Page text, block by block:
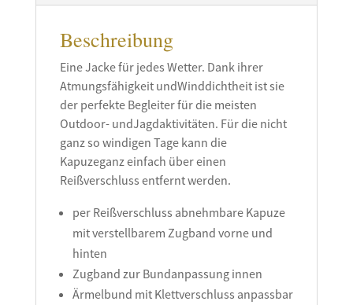
Beschreibung
Eine Jacke für jedes Wetter. Dank ihrer
Atmungsfähigkeit undWinddichtheit ist sie
der perfekte Begleiter für die meisten
Outdoor- undJagdaktivitäten. Für die nicht
ganz so windigen Tage kann die
Kapuzeganz einfach über einen
Reißverschluss entfernt werden.
per Reißverschluss abnehmbare Kapuze
mit verstellbarem Zugband vorne und
hinten
Zugband zur Bundanpassung innen
Ärmelbund mit Klettverschluss anpassbar